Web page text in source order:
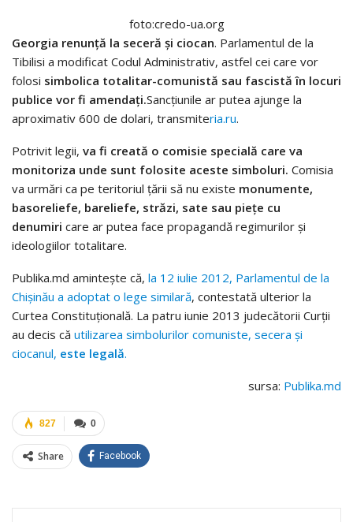
foto:credo-ua.org
Georgia renunţă la seceră şi ciocan. Parlamentul de la
Tibilisi a modificat Codul Administrativ, astfel cei care vor
folosi simbolica totalitar-comunistă sau fascistă în locuri
publice vor fi amendaţi.Sancţiunile ar putea ajunge la
aproximativ 600 de dolari, transmiteria.ru.
Potrivit legii, va fi creată o comisie specială care va
monitoriza unde sunt folosite aceste simboluri. Comisia
va urmări ca pe teritoriul ţării să nu existe monumente,
basoreliefe, bareliefe, străzi, sate sau pieţe cu
denumiri care ar putea face propagandă regimurilor şi
ideologiilor totalitare.
Publika.md aminteşte că, la 12 iulie 2012, Parlamentul de la
Chişinău a adoptat o lege similară, contestată ulterior la
Curtea Constituţională. La patru iunie 2013 judecătorii Curţii
au decis că utilizarea simbolurilor comuniste, secera şi
ciocanul, este legală.
sursa: Publika.md
0
827
Share Facebook